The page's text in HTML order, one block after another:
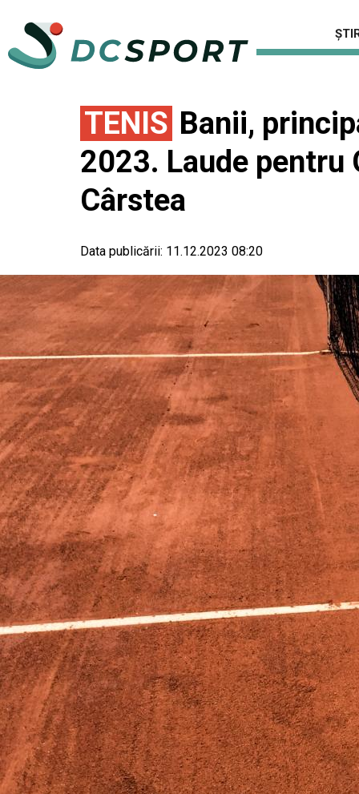
TENIS Banii,
2023. Laude pentru
Cârstea
Data publicării: 11.12.2023 08:20